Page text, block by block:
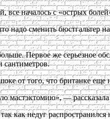
началось с «острых
надо сменить бюстгальтер
Первое же серьезное
сантиметров.
от того, что британке
мастэктомию», —
как недуг